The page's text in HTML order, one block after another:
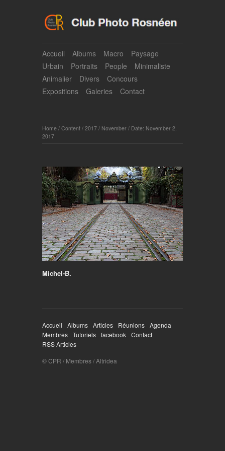
Accueil Albums Macro
Paysage
Urbain
Portraits People
Minimaliste
Animalier
Divers
Concours
Expositions
Galeries Contact
Home / Content / 2017 / November / Date: November 2,
2017
Michel-B.
Accueil Albums Articles Réunions Agenda
Membres Tutoriels facebook Contact
RSS Articles
© CPR / Membres / Altridea